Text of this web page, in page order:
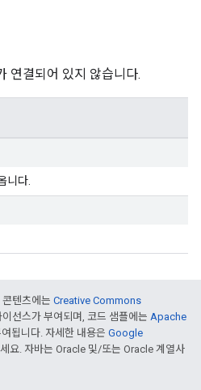
연결되어 있지 않습니다.
니다.
텐츠에는 Creative Commons
이선스가 부여되며, 코드 샘플에는 Apache
됩니다. 자세한 내용은 Google
요. 자바는 Oracle 및/또는 Oracle 계열사